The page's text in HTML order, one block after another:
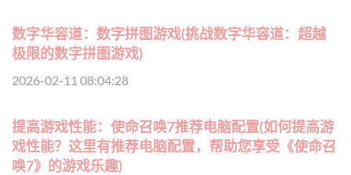
数字华容道：数字拼图游戏(挑战数字华容道：超越
极限的数字拼图游戏)
2026-02-11 08:04:28
提高游戏性能：使命召唤7推荐电脑配置(如何提高游
戏性能？这里有推荐电脑配置，帮助您享受《使命召
唤7》的游戏乐趣)